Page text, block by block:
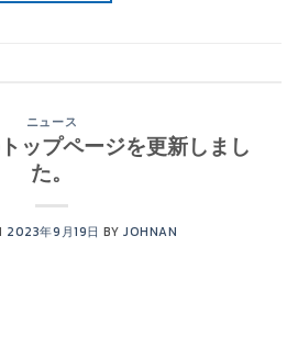
ニュース
ップページを更新しまし
た。
2023年9月19日 BYJOHNAN